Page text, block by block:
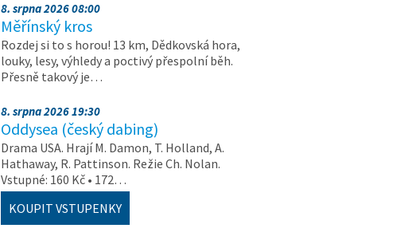
8. srpna 2026 08:00
Měřínský kros
Rozdej si to s horou! 13 km, Dědkovská hora,
louky, lesy, výhledy a poctivý přespolní běh.
Přesně takový je…
8. srpna 2026 19:30
Oddysea (český dabing)
Drama USA. Hrají M. Damon, T. Holland, A.
Hathaway, R. Pattinson. Režie Ch. Nolan.
Vstupné: 160 Kč • 172…
KOUPIT VSTUPENKY